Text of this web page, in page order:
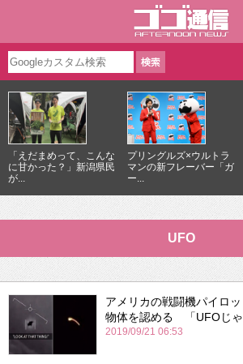
「えだまめって、こんな
に甘かった？」新潟県民
が...
プリングルズ×ウルトラ
マンの新フレーバー「ガ
ー...
UFO
アメリカの戦闘機パイロ
物体を認める 「UFOじゃ
2019/09/21 06:53